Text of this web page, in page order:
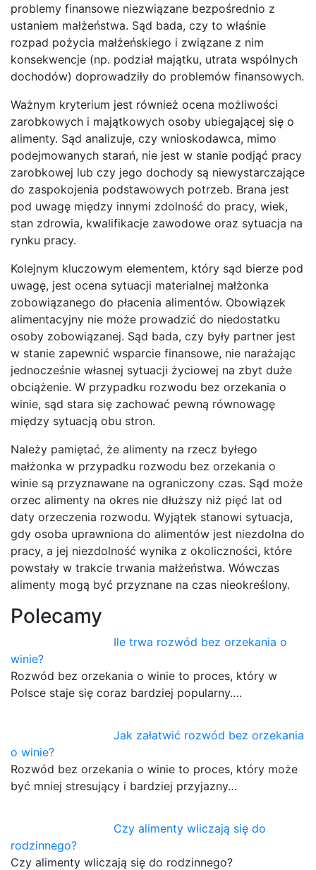
problemy finansowe niezwiązane bezpośrednio z
ustaniem małżeństwa. Sąd bada, czy to właśnie
rozpad pożycia małżeńskiego i związane z nim
konsekwencje (np. podział majątku, utrata wspólnych
dochodów) doprowadziły do problemów finansowych.
Ważnym kryterium jest również ocena możliwości
zarobkowych i majątkowych osoby ubiegającej się o
alimenty. Sąd analizuje, czy wnioskodawca, mimo
podejmowanych starań, nie jest w stanie podjąć pracy
zarobkowej lub czy jego dochody są niewystarczające
do zaspokojenia podstawowych potrzeb. Brana jest
pod uwagę między innymi zdolność do pracy, wiek,
stan zdrowia, kwalifikacje zawodowe oraz sytuacja na
rynku pracy.
Kolejnym kluczowym elementem, który sąd bierze pod
uwagę, jest ocena sytuacji materialnej małżonka
zobowiązanego do płacenia alimentów. Obowiązek
alimentacyjny nie może prowadzić do niedostatku
osoby zobowiązanej. Sąd bada, czy były partner jest
w stanie zapewnić wsparcie finansowe, nie narażając
jednocześnie własnej sytuacji życiowej na zbyt duże
obciążenie. W przypadku rozwodu bez orzekania o
winie, sąd stara się zachować pewną równowagę
między sytuacją obu stron.
Należy pamiętać, że alimenty na rzecz byłego
małżonka w przypadku rozwodu bez orzekania o
winie są przyznawane na ograniczony czas. Sąd może
orzec alimenty na okres nie dłuższy niż pięć lat od
daty orzeczenia rozwodu. Wyjątek stanowi sytuacja,
gdy osoba uprawniona do alimentów jest niezdolna do
pracy, a jej niezdolność wynika z okoliczności, które
powstały w trakcie trwania małżeństwa. Wówczas
alimenty mogą być przyznane na czas nieokreślony.
Polecamy
Ile trwa rozwód bez orzekania o
winie?
Rozwód bez orzekania o winie to proces, który w
Polsce staje się coraz bardziej popularny.…
Jak załatwić rozwód bez orzekania
o winie?
Rozwód bez orzekania o winie to proces, który może
być mniej stresujący i bardziej przyjazny…
Czy alimenty wliczają się do
rodzinnego?
Czy alimenty wliczają się do rodzinnego?